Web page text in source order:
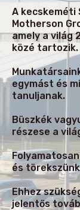
A kecskeméti
Motherson
amely a világ
közé tartozik.
egymást és
tanuljanak.
Büszkék
részese a
és
Ehhez
jelentős